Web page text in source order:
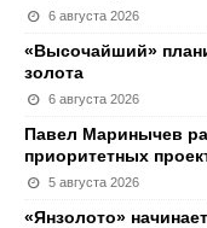
6 августа 2026
«Высочайший»
золота
6 августа 2026
Павел Маринычев
приоритетных
5 августа 2026
«Янзолото»